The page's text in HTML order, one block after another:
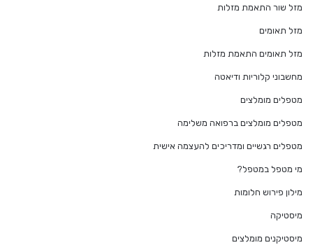
מזל שור התאמת מזלות
מזל תאומים
מזל תאומים התאמת מזלות
מחשבוני קלוריות ודיאטה
מטפלים מומלצים
מטפלים מומלצים ברפואה משלימה
מטפלים רגשיים ומדריכים להעצמה אישית
מי מטפל במטפל?
מילון פירוש חלומות
מיסטיקה
מיסטיקנים מומלצים